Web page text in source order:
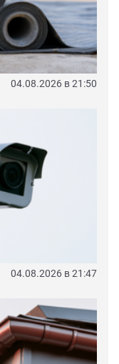
04.08.2026 в 21:50
04.08.2026 в 21:47